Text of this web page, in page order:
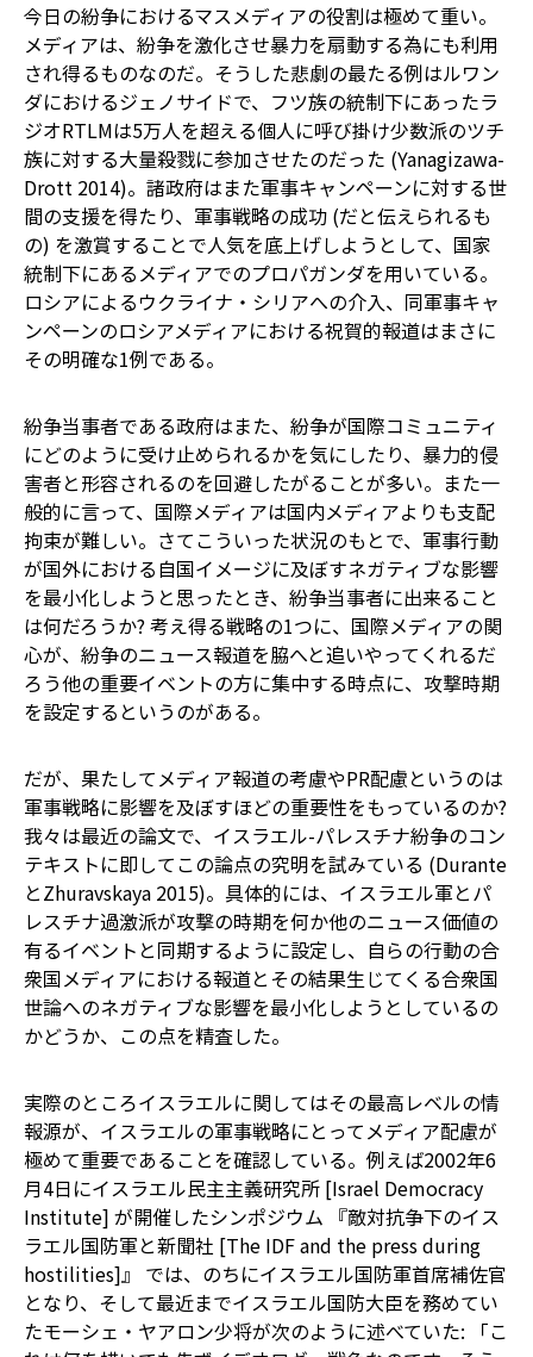
今日の紛争におけるマスメディアの役割は極めて重い。
メディアは、紛争を激化させ暴力を扇動する為にも利用
され得るものなのだ。そうした悲劇の最たる例はルワン
ダにおけるジェノサイドで、フツ族の統制下にあったラ
ジオRTLMは5万人を超える個人に呼び掛け少数派のツチ
族に対する大量殺戮に参加させたのだった (Yanagizawa-
Drott 2014)。諸政府はまた軍事キャンペーンに対する世
間の支援を得たり、軍事戦略の成功 (だと伝えられるも
の) を激賞することで人気を底上げしようとして、国家
統制下にあるメディアでのプロパガンダを用いている。
ロシアによるウクライナ・シリアへの介入、同軍事キャ
ンペーンのロシアメディアにおける祝賀的報道はまさに
その明確な1例である。
紛争当事者である政府はまた、紛争が国際コミュニティ
にどのように受け止められるかを気にしたり、暴力的侵
害者と形容されるのを回避したがることが多い。また一
般的に言って、国際メディアは国内メディアよりも支配
拘束が難しい。さてこういった状況のもとで、軍事行動
が国外における自国イメージに及ぼすネガティブな影響
を最小化しようと思ったとき、紛争当事者に出来ること
は何だろうか? 考え得る戦略の1つに、国際メディアの関
心が、紛争のニュース報道を脇へと追いやってくれるだ
ろう他の重要イベントの方に集中する時点に、攻撃時期
を設定するというのがある。
だが、果たしてメディア報道の考慮やPR配慮というのは
軍事戦略に影響を及ぼすほどの重要性をもっているのか?
我々は最近の論文で、イスラエル-パレスチナ紛争のコン
テキストに即してこの論点の究明を試みている (Durante
とZhuravskaya 2015)。具体的には、イスラエル軍とパ
レスチナ過激派が攻撃の時期を何か他のニュース価値の
有るイベントと同期するように設定し、自らの行動の合
衆国メディアにおける報道とその結果生じてくる合衆国
世論へのネガティブな影響を最小化しようとしているの
かどうか、この点を精査した。
実際のところイスラエルに関してはその最高レベルの情
報源が、イスラエルの軍事戦略にとってメディア配慮が
極めて重要であることを確認している。例えば2002年6
月4日にイスラエル民主主義研究所 [Israel Democracy
Institute] が開催したシンポジウム 『敵対抗争下のイス
ラエル国防軍と新聞社 [The IDF and the press during
hostilities]』 では、のちにイスラエル国防軍首席補佐官
となり、そして最近までイスラエル国防大臣を務めてい
たモーシェ・ヤアロン少将が次のように述べていた: 「こ